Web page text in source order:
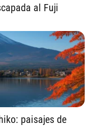
al Fuji
paisajes de